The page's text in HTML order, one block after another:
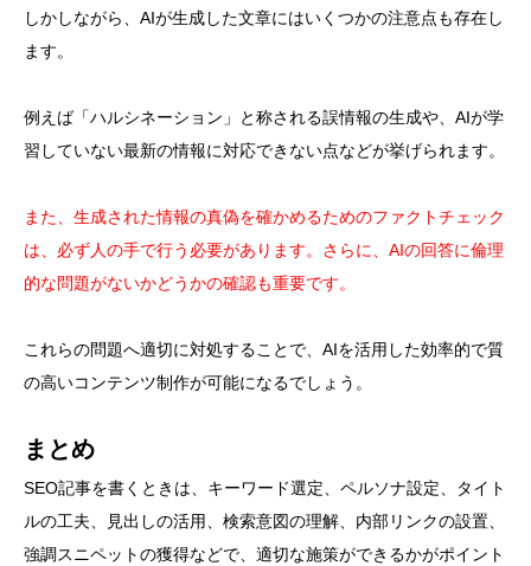
しかしながら、AIが生成した文章にはいくつかの注意点も存在し
ます。
例えば「ハルシネーション」と称される誤情報の生成や、AIが学
習していない最新の情報に対応できない点などが挙げられます。
また、生成された情報の真偽を確かめるためのファクトチェック
は、必ず人の手で行う必要があります。さらに、AIの回答に倫理
的な問題がないかどうかの確認も重要です。
これらの問題へ適切に対処することで、AIを活用した効率的で質
の高いコンテンツ制作が可能になるでしょう。
まとめ
SEO記事を書くときは、キーワード選定、ペルソナ設定、タイト
ルの工夫、見出しの活用、検索意図の理解、内部リンクの設置、
強調スニペットの獲得などで、適切な施策ができるかがポイント